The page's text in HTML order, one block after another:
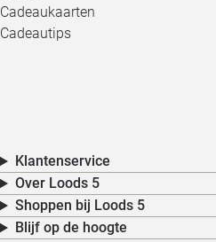
Cadeaukaarten
Cadeautips
Klantenservice
Over Loods 5
Shoppen bij Loods 5
Blijf op de hoogte